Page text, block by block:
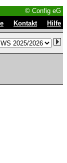
© Config eG
Kontakt Hilfe